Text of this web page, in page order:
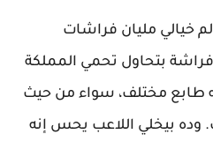
خيالي مليان فراشات
بتحاول تحمي المملكة
طابع مختلف، سواء من حيث
وده بيخلي اللاعب يحس إنه